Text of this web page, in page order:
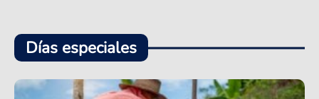
Días especiales